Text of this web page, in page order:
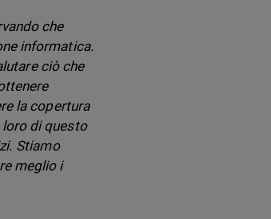
che
informatica.
ciò che
la copertura
loro di questo
Stiamo
meglio i